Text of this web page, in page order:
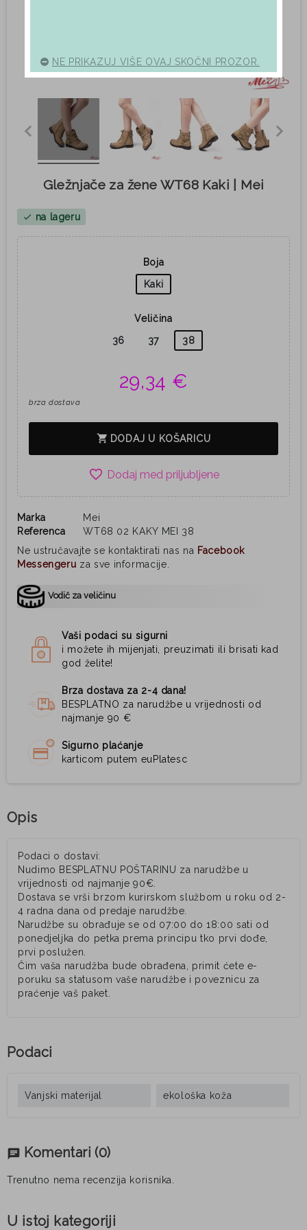
Gležnjače za žene WT68 Kaki | Mei
check na lageru
Boja
Kaki
Veličina
36
37 38
29,34 €
brza dostava
shopping_cart DODAJ U KOŠARICU
favorite_border
Marka
Mei
Referenca
WT68 02 KAKY MEI 38
Ne ustručavajte se kontaktirati nas na Facebook
Messengeru za sve informacije.
Vodič za veličinu
Vaši podaci su sigurni
i možete ih mijenjati, preuzimati ili brisati kad
god želite!
Brza dostava za 2-4 dana!
BESPLATNO za narudžbe u vrijednosti od
najmanje 90 €
Sigurno plaćanje
karticom putem euPlatesc
Opis
Podaci o dostavi:
Nudimo BESPLATNU POŠTARINU za narudžbe u
vrijednosti od najmanje 90€.
Dostava se vrši brzom kurirskom službom u roku od 2-
4 radna dana od predaje narudžbe.
Narudžbe su obrađuje se od 07:00 do 18:00 sati od
ponedjeljka do petka prema principu tko prvi dođe,
prvi poslužen.
Čim vaša narudžba bude obrađena, primit ćete e-
poruku sa statusom vaše narudžbe i poveznicu za
praćenje vaš paket.
Podaci
Vanjski materijal ekološka koža
chat Komentari (0)
Trenutno nema recenzija korisnika.
U istoj kategoriji
NE PRIKAZUJ VIŠE OVAJ SKOČNI PROZOR.